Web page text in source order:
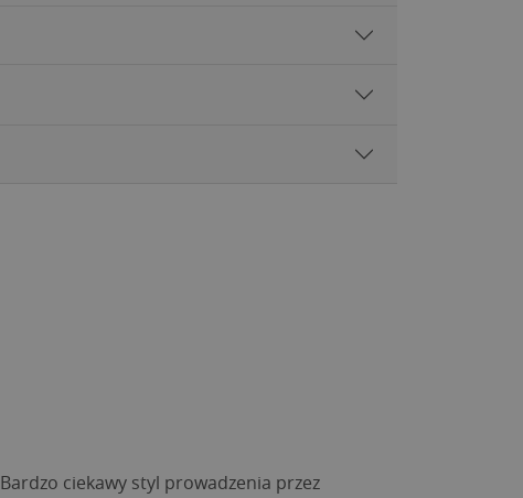
Bardzo ciekawy styl prowadzenia przez